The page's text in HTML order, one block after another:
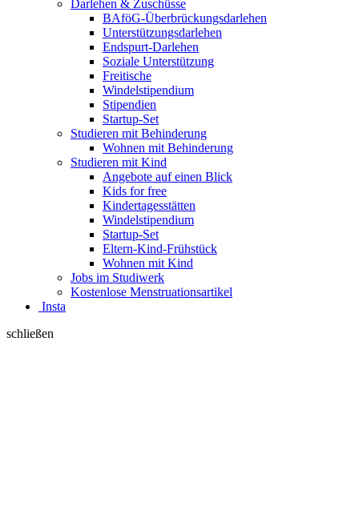
Darlehen & Zuschüsse
BAföG-Überbrückungsdarlehen
Unterstützungsdarlehen
Endspurt-Darlehen
Soziale Unterstützung
Freitische
Windelstipendium
Stipendien
Startup-Set
Studieren mit Behinderung
Wohnen mit Behinderung
Studieren mit Kind
Angebote auf einen Blick
Kids for free
Kindertagesstätten
Windelstipendium
Startup-Set
Eltern-Kind-Frühstück
Wohnen mit Kind
Jobs im Studiwerk
Kostenlose Menstruationsartikel
Insta
schließen